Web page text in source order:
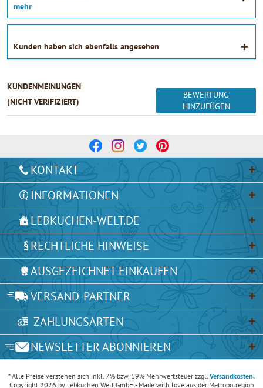
mehr
Kunden haben sich ebenfalls angesehen
KUNDENMEINUNGEN
(NICHT VERIFIZIERT)
BEWERTUNG
HINZUFÜGEN
KONTAKT
INFORMATIONEN
LEBKUCHEN-WELT.DE
RECHTLICHE HINWEISE
AUSGEZEICHNET EINKAUFEN
VERSAND-PARTNER
ZAHLUNGSARTEN
NEWSLETTER ABONNIEREN
* Alle Preise verstehen sich inkl. 7% bzw. 19% Mehrwertsteuer zzgl. Versandkosten.
Copyright 2026 by Lebkuchen Welt GmbH - Made with love aus der Metropolregion